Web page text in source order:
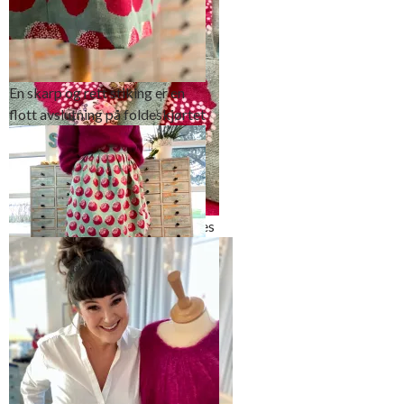
Litt kreativ løsning, men jeg synes
den ble ganske så søt
En skarp og rett stiking er en
flott avslutning på foldeskjørtet
Falden er så og si usynlig selvom
den er sydd på maskin